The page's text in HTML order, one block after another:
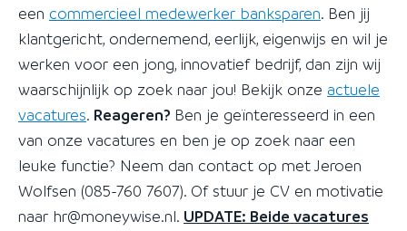
een commercieel medewerker banksparen. Ben jij
klantgericht, ondernemend, eerlijk, eigenwijs en wil je
werken voor een jong, innovatief bedrijf, dan zijn wij
waarschijnlijk op zoek naar jou! Bekijk onze actuele
vacatures. Reageren? Ben je geïnteresseerd in een
van onze vacatures en ben je op zoek naar een
leuke functie? Neem dan contact op met Jeroen
Wolfsen (085-760 7607). Of stuur je CV en motivatie
naar hr@moneywise.nl. UPDATE: Beide vacatures